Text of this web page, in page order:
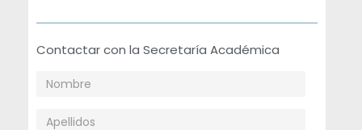
ó
Contactar con la Secretaría Académica